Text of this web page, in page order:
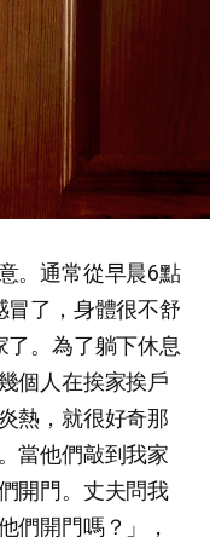
。通常從早晨6點
冒了，身體很不舒
了。為了躺下休息
個人在挨家挨戶
熱，就很好奇那
當他們敲到我家
開門。丈夫問我
們開門嗎？」，